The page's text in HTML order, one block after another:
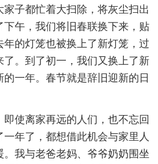
家子都忙着大扫除，将灰尘扫出
下午，我们将旧春联换下来，贴
年的灯笼也被换上了新灯笼，过
。到了初一，我们又换上了新
一年。春节就是辞旧迎新的日
使离家再远的人们，也不忘回
年了，都想借此机会与家里人
。我与老爸老妈、爷爷奶奶围坐